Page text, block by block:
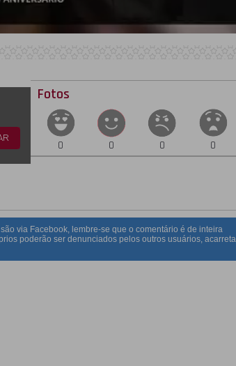
Fotos
0 0 0 0
via Facebook, lembre-se que o comentário é de inteira
poderão ser denunciados pelos outros usuários,